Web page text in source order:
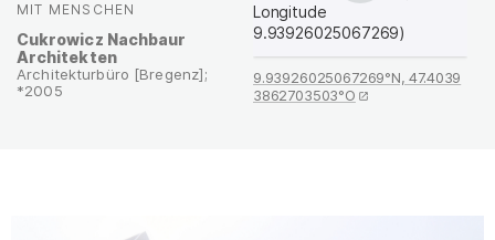
MIT MENSCHEN
Cukrowicz Nachbaur
Architekten
Architekturbüro [Bregenz];
*2005
9.93926025067269°N, 47.4039
3862703503°O